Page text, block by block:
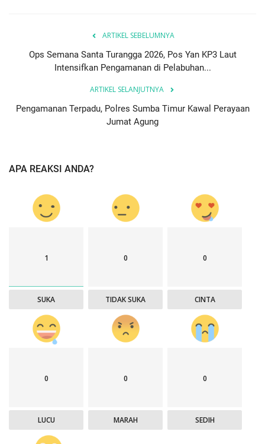
ARTIKEL SEBELUMNYA
Ops Semana Santa Turangga 2026, Pos Yan KP3 Laut
Intensifkan Pengamanan di Pelabuhan...
ARTIKEL SELANJUTNYA
Pengamanan Terpadu, Polres Sumba Timur Kawal Perayaan
Jumat Agung
APA REAKSI ANDA?
1
SUKA
0
TIDAK SUKA
0
CINTA
0
LUCU
0
MARAH
0
SEDIH